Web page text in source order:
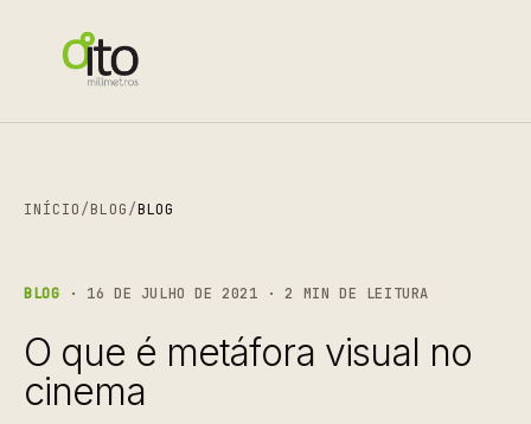
INÍCIO/BLOG/BLOG
BLOG · 16 DE JULHO DE 2021 · 2 MIN DE LEITURA
O que é metáfora visual no
cinema